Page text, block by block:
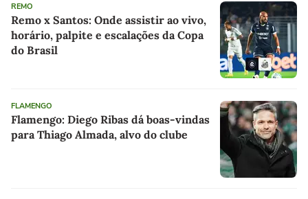
REMO
Remo x Santos: Onde assistir ao vivo,
horário, palpite e escalações da Copa
do Brasil
FLAMENGO
Flamengo: Diego Ribas dá boas-vindas
para Thiago Almada, alvo do clube